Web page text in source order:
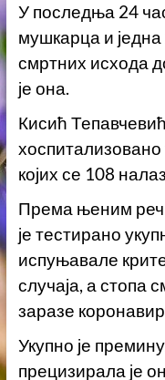
У последња 24
мушкарца и једна
смртних исхода
је она.
Кисић
којих се 108
Према њеним
је тестирано
испуњавале
случаја, а стопа
заразе
Укупно је
прецизирала је